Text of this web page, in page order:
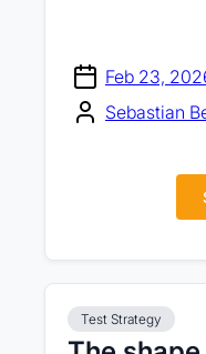
Feb 23,
Sebastian
Test Strategy